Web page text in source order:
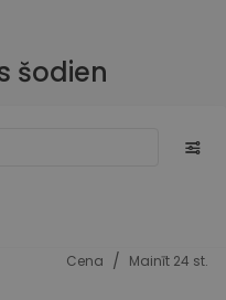
šodien
Cena / Mainīt 24 st.